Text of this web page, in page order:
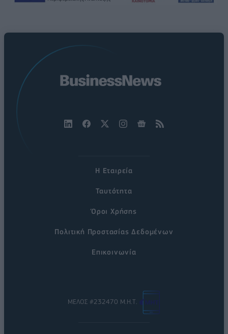
Η Εταιρεία
Ταυτότητα
Όροι Χρήσης
Πολιτική Προστασίας Δεδομένων
Επικοινωνία
ΜΕΛΟΣ #232470 Μ.Η.Τ.